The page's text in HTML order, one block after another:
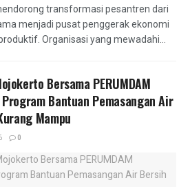
transformasi pesantren dari
menjadi pusat penggerak ekonomi
Organisasi yang mewadahi...
Bersama PERUMDAM
Program Bantuan Pemasangan Air
Mampu
0